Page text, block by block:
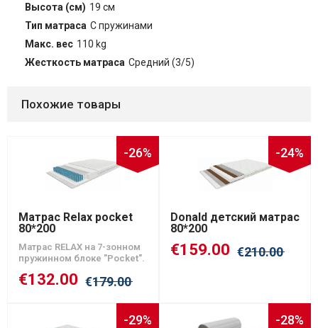
Высота (см) 19 см
Тип матраса С пружинами
Макс. вес 110 kg
Жесткость матраса Средний (3/5)
Похожие товары
-26%
Матрас Relax pocket
80*200
Матрас RELAX на 7-зонном
пружинном блоке "Pocket".
€132.00 €179.00
-24%
Donald детский матрас
80*200
€159.00 €210.00
-29% -28%